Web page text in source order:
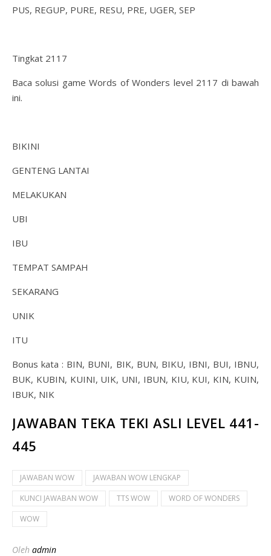
PUS, REGUP, PURE, RESU, PRE, UGER, SEP
Tingkat 2117
Baca solusi game Words of Wonders level 2117 di bawah
ini.
BIKINI
GENTENG LANTAI
MELAKUKAN
UBI
IBU
TEMPAT SAMPAH
SEKARANG
UNIK
ITU
Bonus kata : BIN, BUNI, BIK, BUN, BIKU, IBNI, BUI, IBNU,
BUK, KUBIN, KUINI, UIK, UNI, IBUN, KIU, KUI, KIN, KUIN,
IBUK, NIK
JAWABAN TEKA TEKI ASLI LEVEL 441-
445
JAWABAN WOW
JAWABAN WOW LENGKAP
KUNCI JAWABAN WOW
TTS WOW
WORD OF WONDERS
WOW
Oleh admin